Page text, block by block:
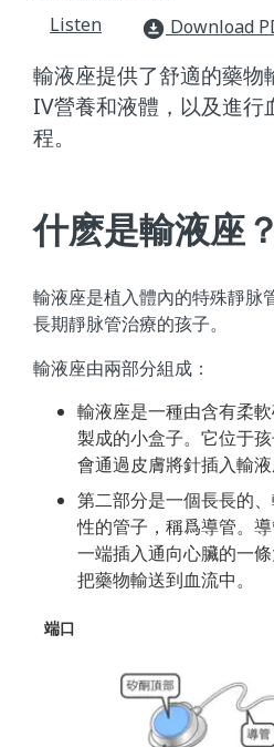
Listen
download_for_offline Download
輸液座提供了舒適的藥物
IV營養和液體，以及進行
程。
什麽是輸液座？
輸液座是植入體內的特殊靜脉
長期靜脉管治療的孩子。
輸液座由兩部分組成：
輸液座是一種由含有柔
製成的小盒子。它位于
會通過皮膚將針插入輸液
第二部分是一個長長的
性的管子，稱爲導管。
一端插入通向心臟的一
把藥物輸送到血流中。
端口